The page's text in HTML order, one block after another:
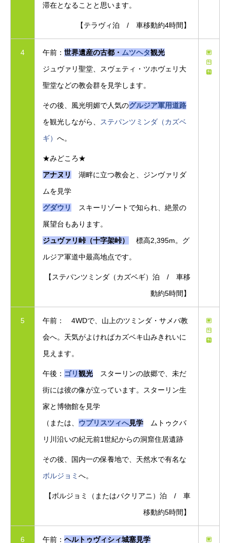
滞在となることと思います。
【テラヴィ泊 / 車移動約4時間】
4 午前： 世界遺産の古都・ ムツヘタ観光
ジュヴァリ聖堂、スヴェティ・ツホヴェリ大
聖堂などの教会群を見学します。
その後、風光明媚で人気のグルジア軍用道路
を観光しながら、
ステパンツミンダ（カズベ
ギ） へ。
★みどころ★
アナヌリ
湖畔に立つ教会と、ジンヴァリダ
ムを見学
グダウリ
スキーリゾートで知られ、絶景の
展望台もあります。
ジュヴァリ峠（十字架峠）
標高2,395m。グ
ルジア軍道中最高地点です。
【ステパンツミンダ（カズベギ）泊 / 車移
動約5時間】
5
午前： 4WDで、山上のツミンダ・サメバ教
会へ。天気がよければカズベキ山みきれいに
見えます。
午後： ゴリ観光 スターリンの故郷で、未だ
街には彼の像が立っています。スターリン生
家と博物館を見学
（または、 ウプリスツィへ見学 ムトゥクバ
リ川沿いの紀元前1世紀からの洞窟住居遺跡
その後、国内一の保養地で、天然水で有名な
ボルジョミ へ。
【ボルジョミ（またはバクリアニ）泊 / 車
移動約5時間】
6 午前： ヘルトゥヴィシィ城塞見学